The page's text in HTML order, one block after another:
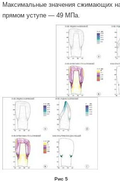
Максимальные значения сжимающих
прямом уступе — 49 МПа.
Рис 5